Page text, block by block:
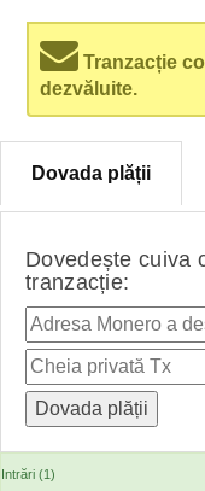
Tranzacție
dezvăluite.
Dovada plății
Dovedește cuiva
tranzacție:
Intrări (1)